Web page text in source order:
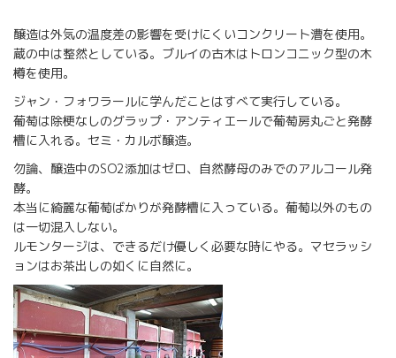
醸造は外気の温度差の影響を受けにくいコンクリート漕を使用。
蔵の中は整然としている。ブルイの古木はトロンコニック型の木
樽を使用。
ジャン・フォワラールに学んだことはすべて実行している。
葡萄は除梗なしのグラップ・アンティエールで葡萄房丸ごと発酵
槽に入れる。セミ・カルボ醸造。
勿論、醸造中のSO2添加はゼロ、自然酵母のみでのアルコール発
酵。
本当に綺麗な葡萄ばかりが発酵槽に入っている。葡萄以外のもの
は一切混入しない。
ルモンタージは、できるだけ優しく必要な時にやる。マセラッシ
ョンはお茶出しの如くに自然に。